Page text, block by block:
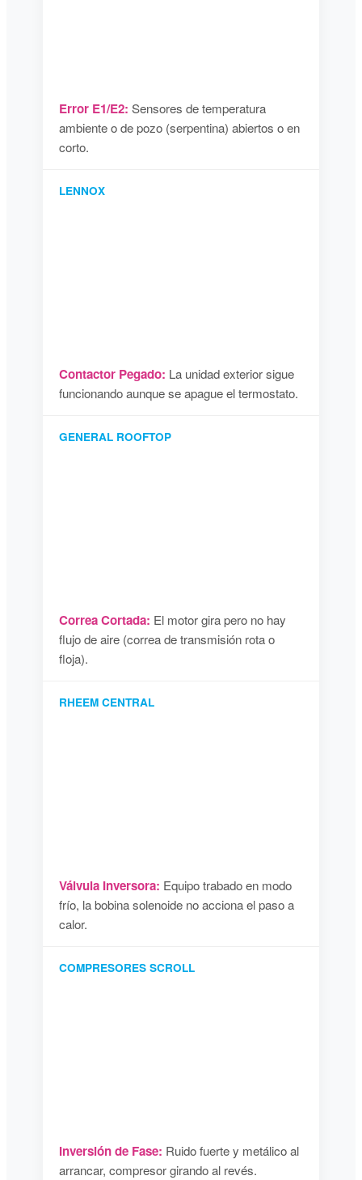
Error E1/E2: Sensores de temperatura
ambiente o de pozo (serpentina) abiertos o en
corto.
LENNOX
Contactor Pegado: La unidad exterior sigue
funcionando aunque se apague el termostato.
GENERAL ROOFTOP
Correa Cortada: El motor gira pero no hay
flujo de aire (correa de transmisión rota o
floja).
RHEEM CENTRAL
Válvula Inversora: Equipo trabado en modo
frío, la bobina solenoide no acciona el paso a
calor.
COMPRESORES SCROLL
Inversión de Fase: Ruido fuerte y metálico al
arrancar, compresor girando al revés.